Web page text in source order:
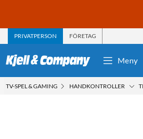
PRIVATPERSON FÖRETAG
Meny
TV-SPEL & GAMING HANDKONTROLLER